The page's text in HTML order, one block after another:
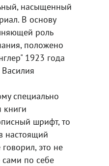
насыщенный
В основу
роль
положено
1923 года
Василия
специально
книги
шрифт, то
настоящий
это не
сами по себе